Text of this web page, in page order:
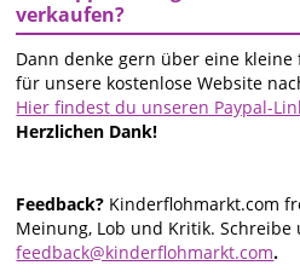
verkaufen?
Dann denke gern über eine
für unsere kostenlose Website
Hier findest du unseren Paypal-
Herzlichen Dank!
Feedback? Kinderflohmarkt.com
Meinung, Lob und Kritik. Schreibe
feedback@kinderflohmarkt.com.